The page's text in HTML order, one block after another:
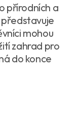
přírodních a
mohou
zahrad pro
do konce